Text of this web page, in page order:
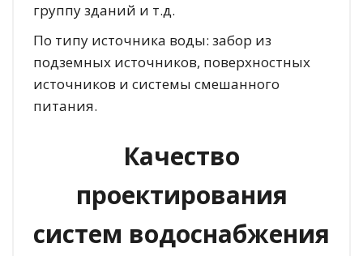
группу зданий и т.д.
По типу источника воды: забор из
подземных источников, поверхностных
источников и системы смешанного
питания.
Качество
проектирования
систем водоснабжения